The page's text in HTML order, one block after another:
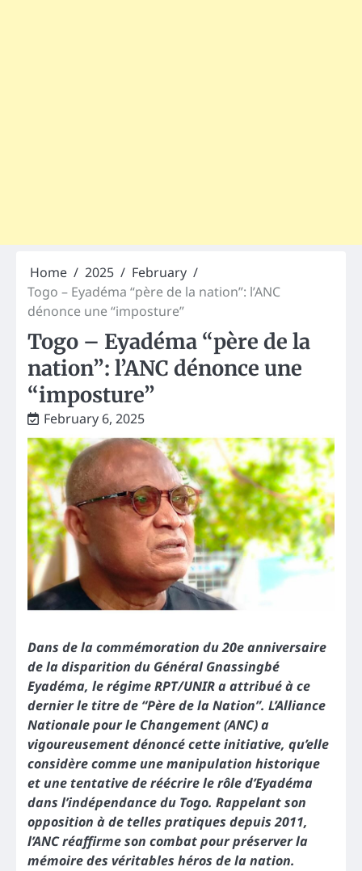
Home 2025
February
Togo – Eyadéma “père de la nation”: l’ANC
dénonce une “imposture”
Togo – Eyadéma “père de la
nation”: l’ANC dénonce une
“imposture”
February 6, 2025
Dans de la commémoration du 20e anniversaire
de la disparition du Général Gnassingbé
Eyadéma, le régime RPT/UNIR a attribué à ce
dernier le titre de “Père de la Nation”. L’Alliance
Nationale pour le Changement (ANC) a
vigoureusement dénoncé cette initiative, qu’elle
considère comme une manipulation historique
et une tentative de réécrire le rôle d’Eyadéma
dans l’indépendance du Togo. Rappelant son
opposition à de telles pratiques depuis 2011,
l’ANC réaffirme son combat pour préserver la
mémoire des véritables héros de la nation.